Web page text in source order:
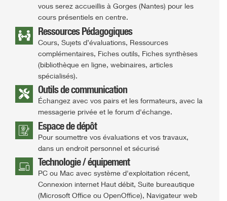
vous serez accueillis à Gorges (Nantes) pour les
cours présentiels en centre.
Ressources Pédagogiques
Cours, Sujets d’évaluations, Ressources
complémentaires, Fiches outils, Fiches synthèses
(bibliothèque en ligne, webinaires, articles
spécialisés).
Outils de communication
Échangez avec vos pairs et les formateurs, avec la
messagerie privée et le forum d'échange.
Espace de dépôt
Pour soumettre vos évaluations et vos travaux,
dans un endroit personnel et sécurisé
Technologie / équipement
PC ou Mac avec système d'exploitation récent,
Connexion internet Haut débit, Suite bureautique
(Microsoft Office ou OpenOffice), Navigateur web